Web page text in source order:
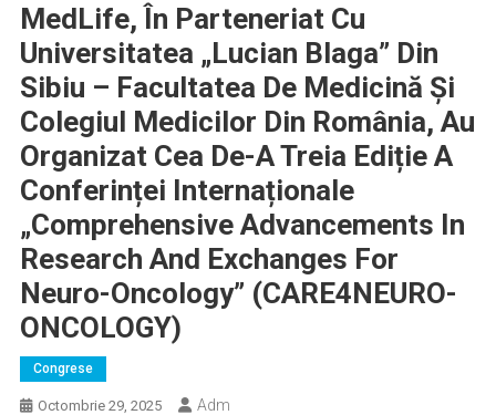
MedLife, În Parteneriat Cu
Universitatea „Lucian Blaga” Din
Sibiu – Facultatea De Medicină Și
Colegiul Medicilor Din România, Au
Organizat Cea De-A Treia Ediție A
Conferinței Internaționale
„Comprehensive Advancements In
Research And Exchanges For
Neuro-Oncology” (CARE4NEURO-
ONCOLOGY)
Congrese
Octombrie 29, 2025 Adm